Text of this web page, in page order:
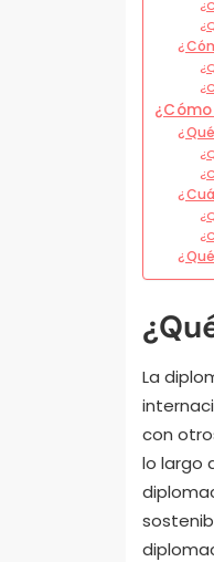
La
con
lo largo